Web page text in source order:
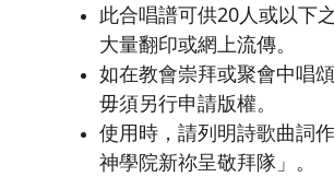
此合唱譜可供20人或以下
大量翻印或網上流傳。
如在教會崇拜或聚會中唱
毋須另行申請版權。
使用時，請列明詩歌曲詞
神學院新祢呈敬拜隊」。